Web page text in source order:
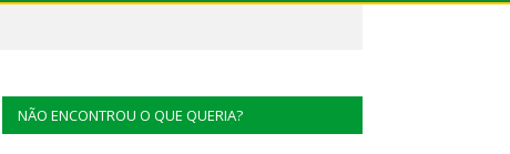
NÃO ENCONTROU O QUE QUERIA?